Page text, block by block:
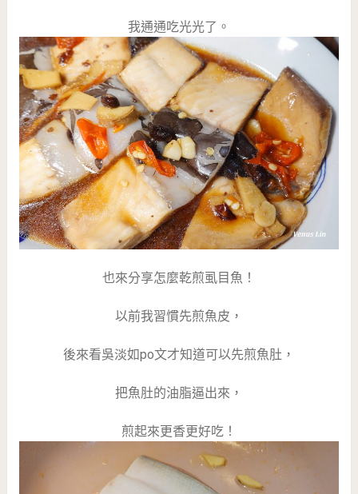
我通通吃光光了。
也來分享怎麼乾煎虱目魚！
以前我習慣先煎魚皮，
後來看吳淡如po文才知道可以先煎魚肚，
把魚肚的油脂逼出來，
煎起來更香更好吃！